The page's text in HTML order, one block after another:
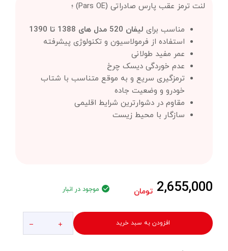
لنت ترمز عقب پارس صادراتی (Pars OE) ؛
مناسب برای لیفان 520 مدل های 1388 تا 1390
استفاده از فرمولاسیون و تکنولوژی پیشرفته
عمر مفید طولانی
عدم خوردگی دیسک چرخ
ترمزگیری سریع و به موقع متناسب با شتاب
خودرو و وضعیت جاده
مقاوم در دشوارترین شرایط اقلیمی
سازگار با محیط زیست
2,655,000 تومان موجود در انبار
افزودن به سبد خرید